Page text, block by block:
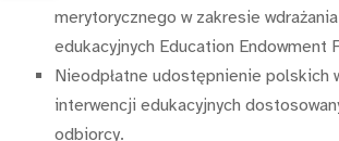
merytorycznego w zakresie
edukacyjnych Education Endowment
Nieodpłatne udostępnienie polskich
interwencji edukacyjnych
odbiorcy.